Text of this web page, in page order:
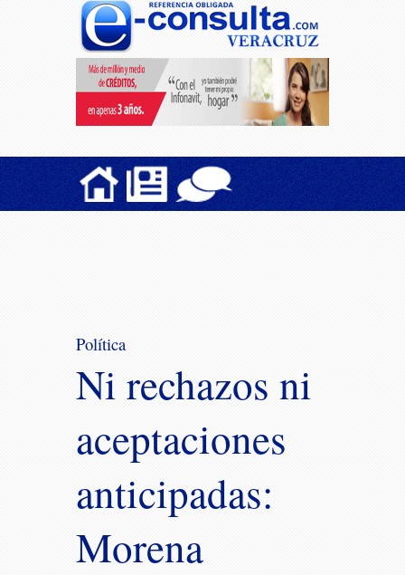
Política
Ni rechazos ni
aceptaciones
anticipadas:
Morena